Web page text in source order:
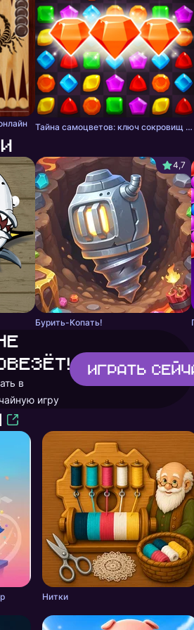
Тайна самоцветов: ключ сокровищ - три в ряд
4,7
Бурить-Копать!
в
игру
Играть
Нитки